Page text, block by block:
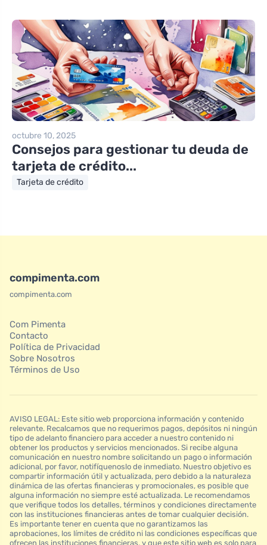
octubre 10, 2025
Consejos para gestionar tu deuda de
tarjeta de crédito...
Tarjeta de crédito
compimenta.com
compimenta.com
Com Pimenta
Contacto
Política de Privacidad
Sobre Nosotros
Términos de Uso
AVISO LEGAL: Este sitio web proporciona información y contenido
relevante. Recalcamos que no requerimos pagos, depósitos ni ningún
tipo de adelanto financiero para acceder a nuestro contenido ni
obtener los productos y servicios mencionados. Si recibe alguna
comunicación en nuestro nombre solicitando un pago o información
adicional, por favor, notifíquenoslo de inmediato. Nuestro objetivo es
compartir información útil y actualizada, pero debido a la naturaleza
dinámica de las ofertas financieras y promocionales, es posible que
alguna información no siempre esté actualizada. Le recomendamos
que verifique todos los detalles, términos y condiciones directamente
con las instituciones financieras antes de tomar cualquier decisión.
Es importante tener en cuenta que no garantizamos las
aprobaciones, los límites de crédito ni las condiciones específicas que
ofrecen las instituciones financieras, y que este sitio web es solo para